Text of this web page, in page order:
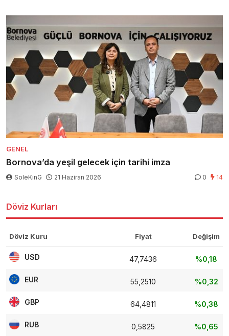
GENEL
Bornova’da yeşil gelecek için tarihi imza
SoleKinG 21 Haziran 2026 0 14
Döviz Kurları
Döviz Kuru Fiyat Değişim
USD 47,7436 %0,18
EUR 55,2510 %0,32
GBP 64,4811 %0,38
RUB 0,5825 %0,65